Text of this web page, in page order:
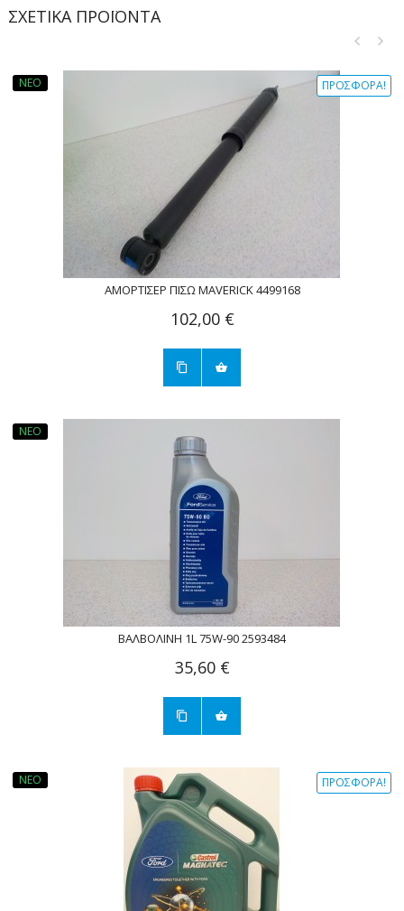
ΣΧΕΤΙΚΆ ΠΡΟΪΌΝΤΑ
ΝΈΟ ΠΡΟΣΦΟΡΆ!
ΑΜΟΡΤΙΣΈΡ ΠΊΣΩ MAVERICK 4499168
102,00 €
ΝΈΟ
ΒΑΛΒΟΛΙΝΗ 1L 75W-90 2593484
35,60 €
ΝΈΟ ΠΡΟΣΦΟΡΆ!